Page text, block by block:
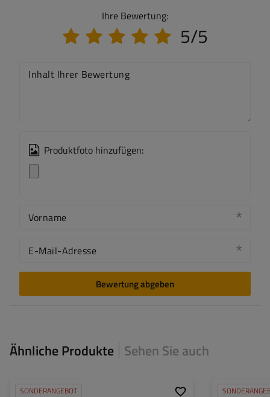
Ihre Bewertung:
5/5
Inhalt Ihrer Bewertung
Produktfoto hinzufügen:
Vorname
E-Mail-Adresse
Bewertung abgeben
Ähnliche Produkte Sehen Sie auch
SONDERANGEBOT